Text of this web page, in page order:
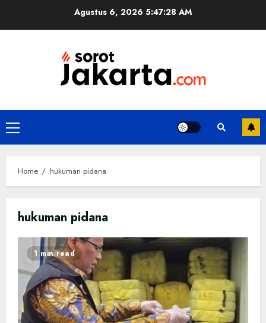
Agustus 6, 2026 5:47:29 AM
Primary
Menu
Home hukuman pidana
hukuman pidana
1 min read